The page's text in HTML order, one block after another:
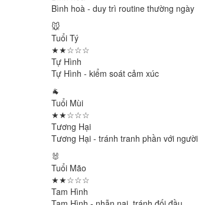
Bình hoà - duy trì routine thường ngày
🐭
Tuổi Tý
★★☆☆☆
Tự Hình
Tự Hình - kiểm soát cảm xúc
🐐
Tuổi Mùi
★★☆☆☆
Tương Hại
Tương Hại - tránh tranh phần với người
🐰
Tuổi Mão
★★☆☆☆
Tam Hình